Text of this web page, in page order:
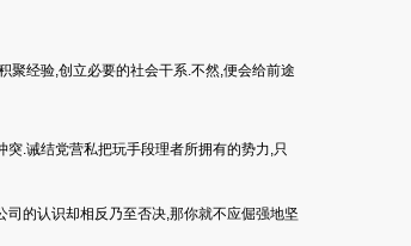
经验,创立必要的社会干系.不然,便会给前途
.诫结党营私把玩手段理者所拥有的势力,只
的认识却相反乃至否决,那你就不应倔强地坚